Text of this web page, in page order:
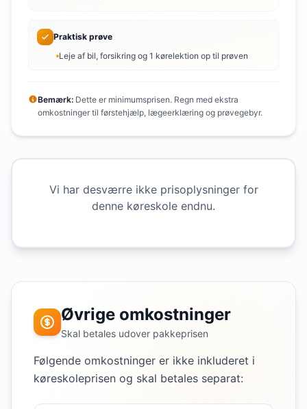
Praktisk prøve
Leje af bil, forsikring og 1 kørelektion op til prøven
Bemærk: Dette er minimumsprisen. Regn med ekstra
omkostninger til førstehjælp, lægeerklæring og prøvegebyr.
Vi har desværre ikke prisoplysninger for
denne køreskole endnu.
Øvrige omkostninger
Skal betales udover pakkeprisen
Følgende omkostninger er ikke inkluderet i
køreskoleprisen og skal betales separat: